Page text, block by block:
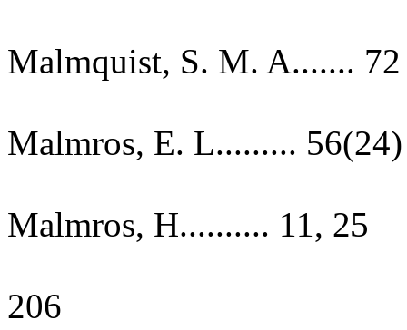
Malmquist, S. M. A....... 72
Malmros, E. L......... 56(24)
Malmros, H.......... 11, 25
206